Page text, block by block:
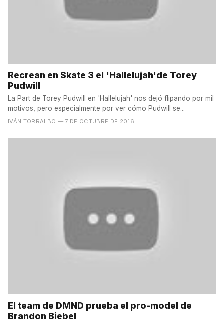
Recrean en Skate 3 el 'Hallelujah'de Torey
Pudwill
La Part de Torey Pudwill en 'Hallelujah' nos dejó flipando por mil
motivos, pero especialmente por ver cómo Pudwill se...
IVÁN TORRALBO — 7 DE OCTUBRE DE 2016
El team de DMND prueba el pro-model de
Brandon Biebel